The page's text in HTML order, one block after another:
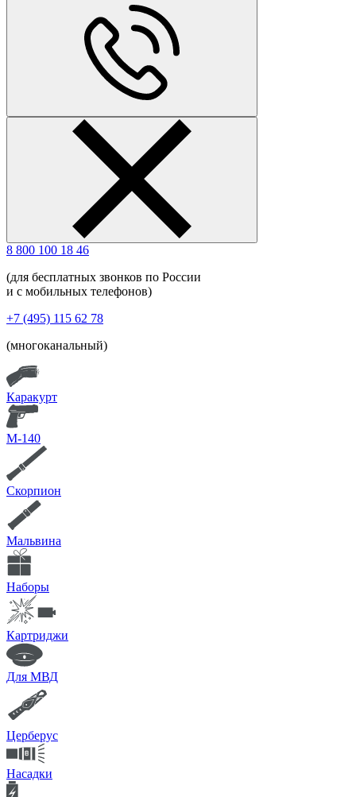
8 800 100 18 46
(для бесплатных звонков по России
и с мобильных телефонов)
+7 (495) 115 62 78
(многоканальный)
Каракурт
М-140
Скорпион
Мальвина
Наборы
Картриджи
Для МВД
Церберус
Насадки